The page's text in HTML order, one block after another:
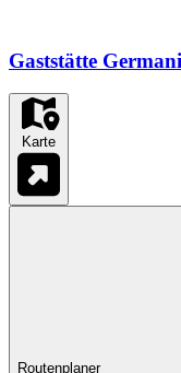
Gaststätte
Karte
Routenplaner